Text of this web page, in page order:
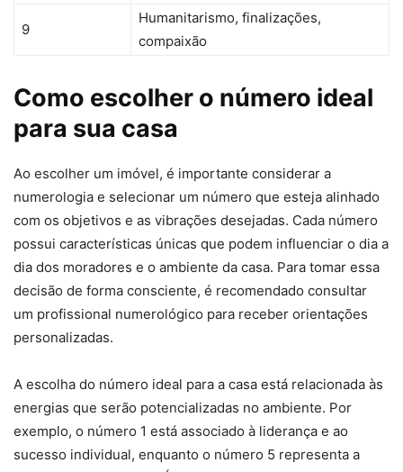
9
Humanitarismo, finalizações,
compaixão
Como escolher o número ideal
para sua casa
Ao escolher um imóvel, é importante considerar a
numerologia e selecionar um número que esteja alinhado
com os objetivos e as vibrações desejadas. Cada número
possui características únicas que podem influenciar o dia a
dia dos moradores e o ambiente da casa. Para tomar essa
decisão de forma consciente, é recomendado consultar
um profissional numerológico para receber orientações
personalizadas.
A escolha do número ideal para a casa está relacionada às
energias que serão potencializadas no ambiente. Por
exemplo, o número 1 está associado à liderança e ao
sucesso individual, enquanto o número 5 representa a